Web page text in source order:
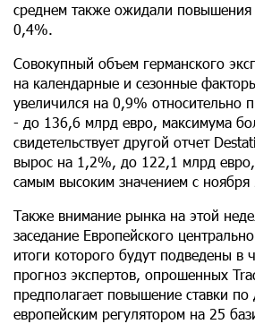
среднем также ожидали повышения
0,4%.
Совокупный объем германского
на календарные и сезонные
увеличился на 0,9% относительно
- до 136,6 млрд евро, максимума
свидетельствует другой отчет
вырос на 1,2%, до 122,1 млрд евро,
самым высоким значением с ноября
Также внимание рынка на этой
заседание Европейского
итоги которого будут подведены в
прогноз экспертов, опрошенных
предполагает повышение ставки по
европейским регулятором на 25